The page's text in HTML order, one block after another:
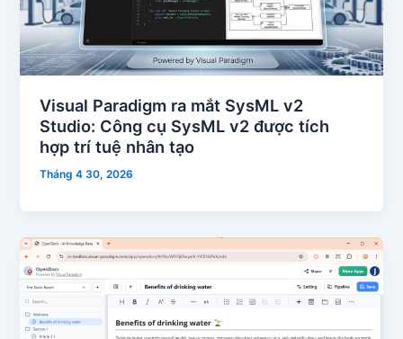
Visual Paradigm ra mắt SysML v2
Studio: Công cụ SysML v2 được tích
hợp trí tuệ nhân tạo
Tháng 4 30, 2026